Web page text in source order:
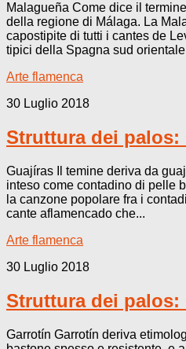
Malagueña Come dice il
della regione di Málaga. La
capostipite di tutti i cantes de
tipici della Spagna sud
Arte flamenca
30 Luglio 2018
Struttura dei palos:
Guajíras Il temine deriva da
inteso come contadino di pelle
la canzone popolare fra i
cante aflamencado che...
Arte flamenca
30 Luglio 2018
Struttura dei palos:
Garrotín Garrotín deriva